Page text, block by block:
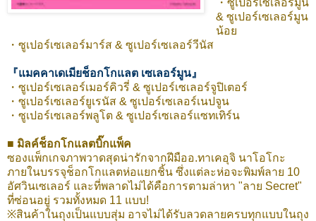
& ซูเปอร์เซเลอร์มูน
น้อย
・ซูเปอร์เซเลอร์มาร์ส & ซูเปอร์เซเลอร์วีนัส
『แมคคาเดเมียช็อกโกแลต เซเลอร์มูน』
・ซูเปอร์เซเลอร์เมอร์คิวรี่ & ซูเปอร์เซเลอร์จูปิเตอร์
・ซูเปอร์เซเลอร์ยูเรนัส & ซูเปอร์เซเลอร์เนปจูน
・ซูเปอร์เซเลอร์พลูโต & ซูเปอร์เซเลอร์แซทเทิร์น
■ มิลค์ช็อกโกแลตบิ๊กแพ็ค
ซองแพ็กเกจภาพวาดสุดน่ารักจากฝีมืออ.ทาเคอุจิ นาโอโกะ
ภายในบรรจุช็อกโกแลตห่อแยกชิ้น ซึ่งแต่ละห่อจะพิมพ์ลาย 10
อัศวินเซเลอร์ และที่พลาดไม่ได้คือการตามล่าหา "ลาย Secret"
ที่ซ่อนอยู่ รวมทั้งหมด 11 แบบ!
※สินค้าในถุงเป็นแบบสุ่ม อาจไม่ได้รับลวดลายครบทุกแบบในถุง